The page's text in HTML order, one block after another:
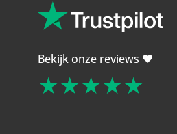
Bekijk onze reviews ❤️
★★★★★